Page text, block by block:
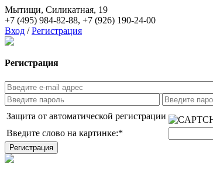
Мытищи, Силикатная, 19
+7 (495) 984-82-88, +7 (926) 190-24-00
Вход / Регистрация
Регистрация
Защита от автоматической регистрации
Введите слово на картинке:*